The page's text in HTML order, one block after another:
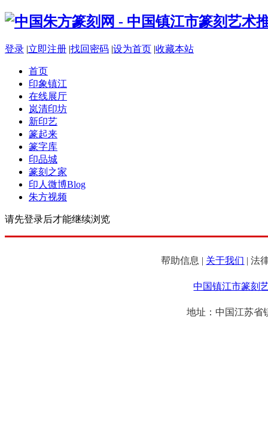
登录 |立即注册 |找回密码 |设为首页 |收藏本站
首页
印象镇江
在线展厅
岚清印坊
新印艺
篆起来
篆字库
印品城
篆刻之家
印人微博Blog
朱方视频
请先登录后才能继续浏览
帮助信息 | 关于我们 | 法
中国镇江市篆刻
地址：中国江苏省